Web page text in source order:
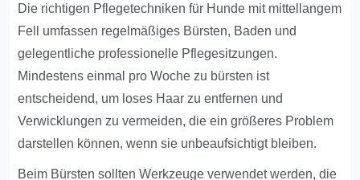
Die richtigen Pflegetechniken für Hunde mit mittellangem
Fell umfassen regelmäßiges Bürsten, Baden und
gelegentliche professionelle Pflegesitzungen.
Mindestens einmal pro Woche zu bürsten ist
entscheidend, um loses Haar zu entfernen und
Verwicklungen zu vermeiden, die ein größeres Problem
darstellen können, wenn sie unbeaufsichtigt bleiben.
Beim Bürsten sollten Werkzeuge verwendet werden, die